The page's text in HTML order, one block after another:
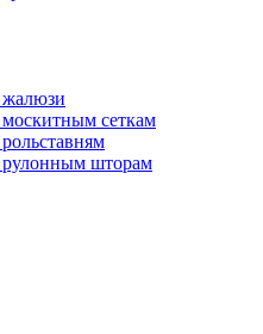
жалюзи
сеткам
рулонным шторам